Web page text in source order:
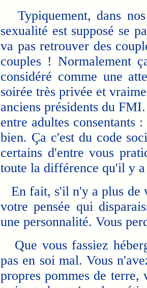
Typiquement, dans
sexualité est supposé se
va pas retrouver des
couples ! Normalement
considéré comme une
soirée très privée et
anciens présidents du
entre adultes consentants
bien. Ça c'est du code
certains d'entre vous
toute la différence qu'il y
En fait, s'il n'y a plus de
votre pensée qui
une personnalité. Vous
Que vous fassiez
pas en soi mal. Vous
propres pommes de terre,